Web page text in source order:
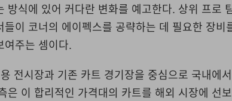
방식에 있어 커다란 변화를 예고한다. 상위 프로
이 코너의 에이펙스를 공략하는 데 필요한 장비
여주는 셈이다.
전시장과 기존 카트 경기장을 중심으로 국내에
은 이 합리적인 가격대의 카트를 해외 시장에 선